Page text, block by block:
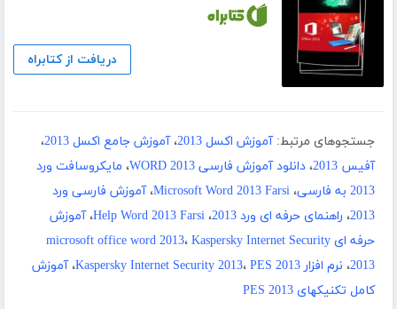
دریافت از کتابراه
جستجوهای مرتبط: آموزش اکسل 2013 ،آموزش جامع اکسل 2013
،
آفیس 2013
، دانلود آموزش فارسی WORD 2013 ، مایکروسافت ورد
2013 به فارسی
، Microsoft Word 2013 Farsi،آموزش فارسی ورد
2013، راهنمای حرفه ای ورد 2013 ، Help Word 2013 Farsi،آموزش
حرفه ای microsoft office word 2013
، Kaspersky Internet Security
2013، نرم افزار Kaspersky Internet Security 2013 ، PES 2013 ،آموزش
کامل تکنیکهای PES 2013